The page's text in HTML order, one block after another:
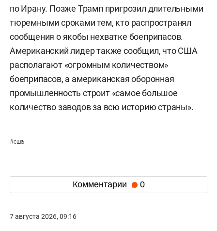
по Ирану. Позже Трамп пригрозил длительными
тюремными сроками тем, кто распространял
сообщения о якобы нехватке боеприпасов.
Американский лидер также сообщил, что США
располагают «огромным количеством»
боеприпасов, а американская оборонная
промышленность строит «самое большое
количество заводов за всю историю страны».
#сша
Комментарии 0
7 августа 2026, 09:16